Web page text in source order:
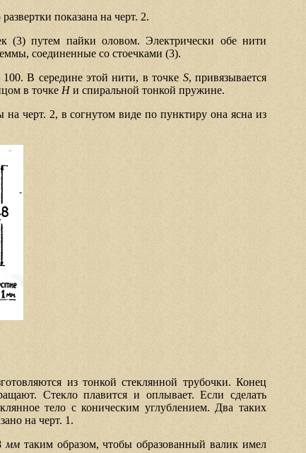
показана на черт. 2.
(3) путем пайки оловом. Электрически обе нити
соединенные со стоечками (3).
В середине этой нити, в точке S, привязывается
в точке Hи спиральной тонкой пружине.
черт. 2, в согнутом виде по пунктиру она ясна из
из тонкой стеклянной трубочки. Конец
Стекло плавится и оплывает. Если сделать
тело с коническим углублением. Два таких
на черт. 1.
ммтаким образом, чтобы образованный валик имел